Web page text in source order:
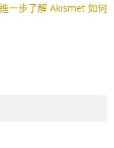
進一步了解 Akismet 如何